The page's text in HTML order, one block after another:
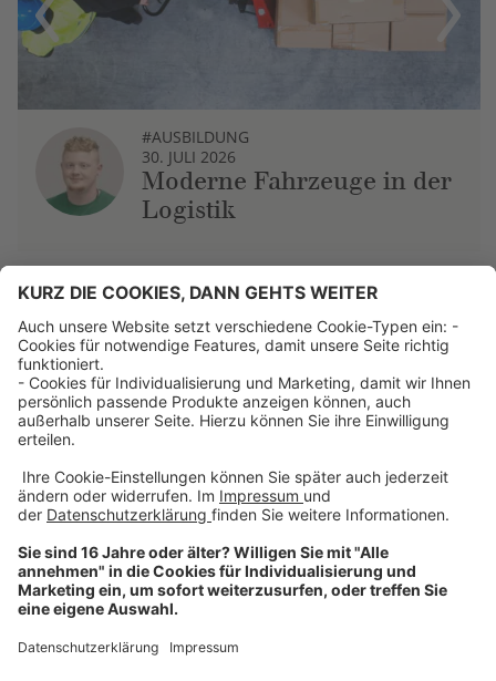
Previous
#AUSBILDUNG
30. JULI 2026
Moderne Fahrzeuge in der
Logistik
Next
Über uns
Dehner Unternehmen
Jobs bei Dehner